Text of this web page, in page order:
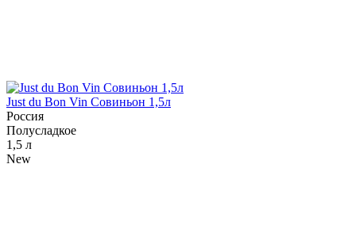
Just du Bon Vin Совиньон 1,5л
Россия
Полусладкое
1,5 л
New